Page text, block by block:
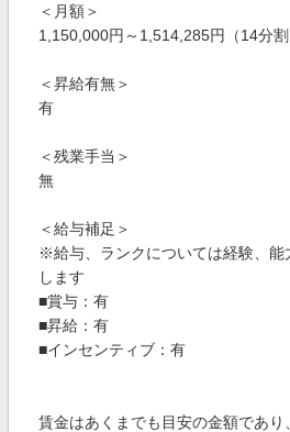
＜月額＞
1,150,000円～1,514,285円（14分割
＜昇給有無＞
有
＜残業手当＞
無
＜給与補足＞
※給与、ランクについては経験、能
します
■賞与：有
■昇給：有
■インセンティブ：有
賃金はあくまでも目安の金額であり